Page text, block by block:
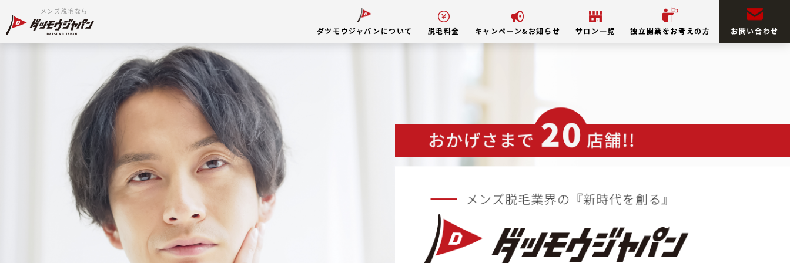
メンズ脱毛なら
ダツモウジャパンについて 脱毛料金 キャンペーン&お知らせ サロン一覧 独立開業をお考えの方 お問い合わせ